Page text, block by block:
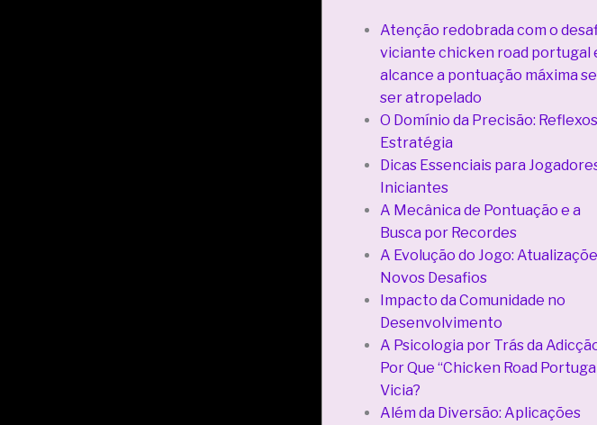
Atenção redobrada com o
viciante chicken road portugal
alcance a pontuação máxima
ser atropelado
O Domínio da Precisão:
Estratégia
Dicas Essenciais para
Iniciantes
A Mecânica de Pontuação e a
Busca por Recordes
A Evolução do Jogo:
Novos Desafios
Impacto da Comunidade no
Desenvolvimento
A Psicologia por Trás da
Por Que “Chicken Road
Vicia?
Além da Diversão: Aplicações